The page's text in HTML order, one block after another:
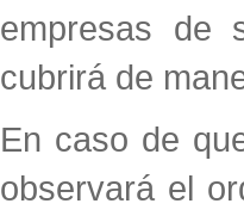
empresas de
cubrirá de
En caso de
observará el